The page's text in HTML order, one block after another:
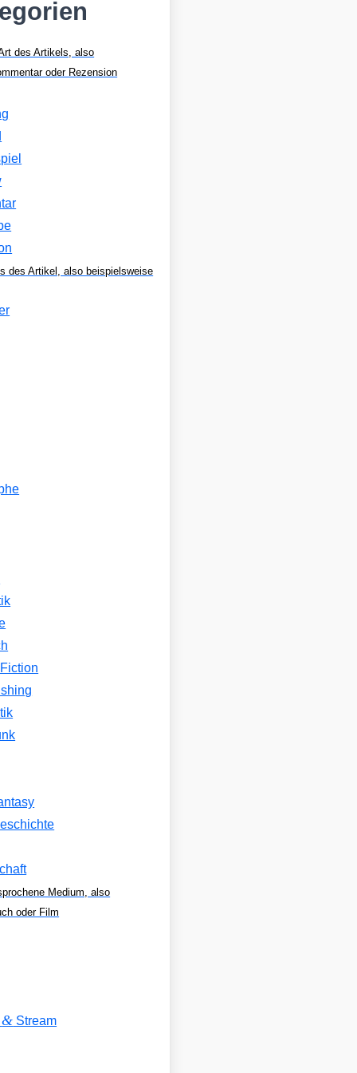
des Artikels, also
oder Rezension
des Artikel, also beispielsweise
Medium, also
oder Film
& Stream